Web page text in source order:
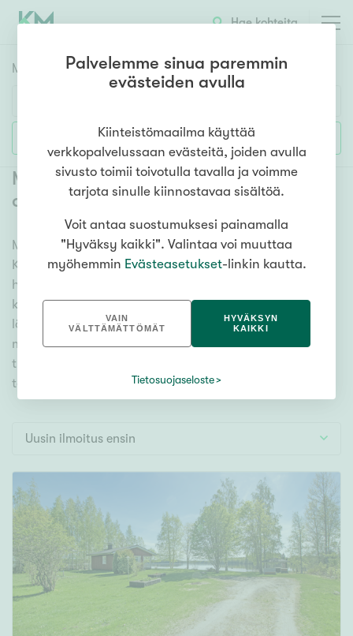
Hae kohteita
Myyntikohteet
Huoneluku
1h 2h 3h 4h 5h+
Asuntotyyppi
Kerros-/luhtitalo
Rivitalo/paritalo
Omakoti-/erillistalo
Maa- tai metsätila
Vapaa-ajan asunto
Autotalli
Hinta
000 000 €
Pinta-ala
Lisää hakuehtoja
Myytävät mökit ja vapaa-ajan
asunnot Karttula (1)
Meiltä löydät myytävät mökit ja vapaa-ajan asunnot
Karttula, olitpa etsimässä huvilaa, kesämökkiä tai
hiihtomajaa. Useat vaihtoehdot ja maan kattava
kiinteistönvälittäjien verkostomme auttavat sinua
löytämään unelmiesi mökin. Katso alta kaikki
myytävät mökit ja vapaa-ajan asunnot Karttula ja
tutustu mieleiseesi. Meiltä löydät unelmiesi
täyttymyksen!
Uusin ilmoitus ensin
Palvelemme sinua paremmin
evästeiden avulla
Kiinteistömaailma käyttää
verkkopalvelussaan evästeitä, joiden avulla
sivusto toimii toivotulla tavalla ja voimme
tarjota sinulle kiinnostavaa sisältöä.
Voit antaa suostumuksesi painamalla
"Hyväksy kaikki". Valintaa voi muuttaa
myöhemmin Evästeasetukset-linkin kautta.
VAIN
VÄLTTÄMÄTTÖMÄT
HYVÄKSYN
KAIKKI
Tietosuojaseloste